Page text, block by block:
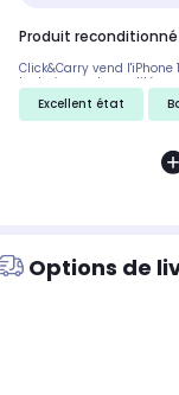
produit reconditionné
Click&Carry vend
techniques de qualité.
Excellent état
Options de